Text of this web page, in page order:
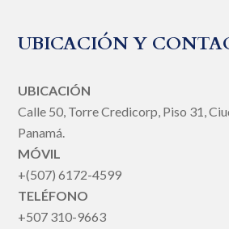
UBICACIÓN Y
UBICACIÓN
Calle 50, Torre Credicorp, Piso 31,
Panamá.
MÓVIL
+(507) 6172-4599
TELÉFONO
+507 310-9663